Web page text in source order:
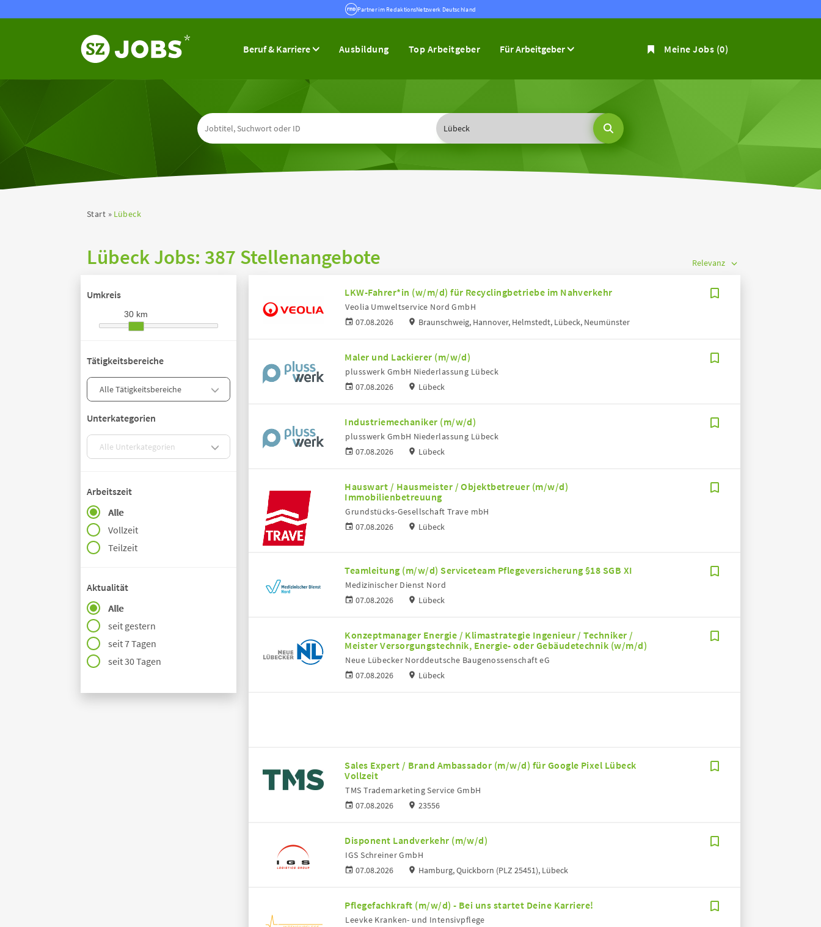
Partner im RedaktionsNetzwerk Deutschland
Beruf & Karriere Ausbildung Top Arbeitgeber Für Arbeitgeber Meine Jobs (0)
Start Lübeck
Lübeck Jobs: 387 Stellenangebote
Umkreis
30 km
Tätigkeitsbereiche
Unterkategorien
Arbeitszeit
Alle
Vollzeit
Teilzeit
Aktualität
Alle
seit gestern
seit 7 Tagen
seit 30 Tagen
LKW-Fahrer*in (w/m/d) für Recyclingbetriebe im Nahverkehr
07.08.2026
Veolia Umweltservice Nord GmbH
Braunschweig, Hannover, Helmstedt, Lübeck, Neumünster
Maler und Lackierer (m/w/d)
07.08.2026
plusswerk GmbH Niederlassung Lübeck
Lübeck
Industriemechaniker (m/w/d)
07.08.2026
plusswerk GmbH Niederlassung Lübeck
Lübeck
Hauswart / Hausmeister / Objektbetreuer (m/w/d)
Immobilienbetreuung
07.08.2026
Grundstücks-Gesellschaft Trave mbH
Lübeck
Teamleitung (m/w/d) Serviceteam Pflegeversicherung §18 SGB XI
07.08.2026
Medizinischer Dienst Nord
Lübeck
Konzeptmanager Energie / Klimastrategie Ingenieur / Techniker /
Meister Versorgungstechnik, Energie- oder Gebäudetechnik (w/m/d)
07.08.2026
Neue Lübecker Norddeutsche Baugenossenschaft eG
Lübeck
Sales Expert / Brand Ambassador (m/w/d) für Google Pixel Lübeck
Vollzeit
07.08.2026
TMS Trademarketing Service GmbH
23556
Disponent Landverkehr (m/w/d)
07.08.2026
IGS Schreiner GmbH
Hamburg, Quickborn (PLZ 25451), Lübeck
Pflegefachkraft (m/w/d) - Bei uns startet Deine Karriere!
Leevke Kranken- und Intensivpflege